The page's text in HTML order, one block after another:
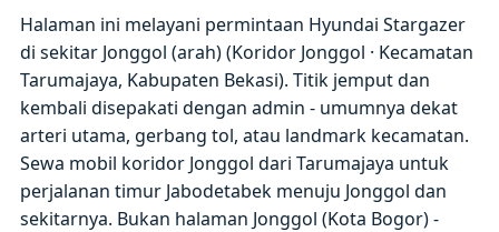
Halaman ini melayani permintaan Hyundai Stargazer
di sekitar Jonggol (arah) (Koridor Jonggol · Kecamatan
Tarumajaya, Kabupaten Bekasi). Titik jemput dan
kembali disepakati dengan admin - umumnya dekat
arteri utama, gerbang tol, atau landmark kecamatan.
Sewa mobil koridor Jonggol dari Tarumajaya untuk
perjalanan timur Jabodetabek menuju Jonggol dan
sekitarnya. Bukan halaman Jonggol (Kota Bogor) -